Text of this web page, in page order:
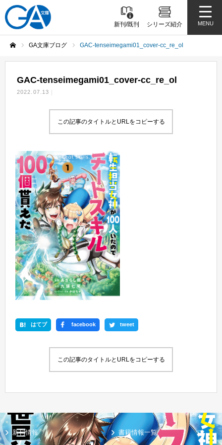
新刊/既刊 シリーズ紹介 MENU
GA文庫ブログ GAC-tenseimegami01_cover-cc_re_ol
GAC-tenseimegami01_cover-cc_re_ol
2022.07.13
この記事のタイトルとURLをコピーする
はてブ facebook tweet
この記事のタイトルとURLをコピーする
新刊情報 書籍情報一覧